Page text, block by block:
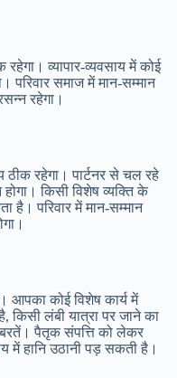
व्यापार-व्यवसाय में कोई
परिवार समाज में मान-सम्मान
रहेगा।
ठीक रहेगा। पार्टनर से चल रहे
होगा। किसी विशेष व्यक्ति के
है। परिवार में मान-सम्मान
कोई विशेष कार्य में
लंबी यात्रा पर जाने का
पैतृक संपत्ति को लेकर
में हानि उठानी पड़ सकती है।